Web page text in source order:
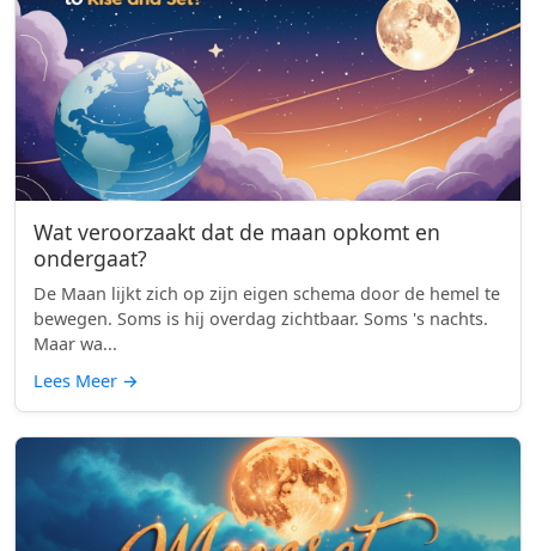
Wat veroorzaakt dat de maan opkomt en
ondergaat?
De Maan lijkt zich op zijn eigen schema door de hemel te
bewegen. Soms is hij overdag zichtbaar. Soms 's nachts.
Maar wa...
Lees Meer →